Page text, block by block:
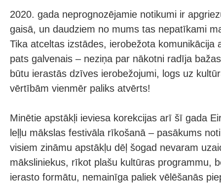
2020. gada neprognozējamie notikumi ir
gaisā, un daudziem no mums tas nepatīkami
Tika atceltas izstādes, ierobežota komunikācija
pats galvenais – neziņa par nākotni radīja
būtu ierastās dzīves ierobežojumi, logs uz
vērtībām vienmēr paliks atvērts!
Minētie apstākļi ieviesa korekcijas arī šī gada
leļļu mākslas festivāla rīkošanā – pasākums
visiem zināmu apstākļu dēļ šogad nevaram
māksliniekus, rīkot plašu kultūras programmu,
ierasto formātu, nemainīga paliek vēlēšanās